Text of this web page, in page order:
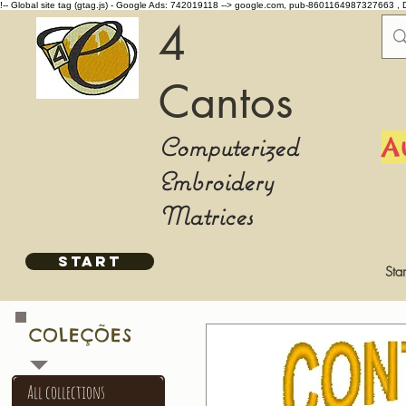
!-- Global site tag (gtag.js) - Google Ads: 742019118 --> google.com, pub-8601164987327663 ,
4
Cantos
Computerized
Embroidery
Matrices
START
All collections
COLEÇÕES